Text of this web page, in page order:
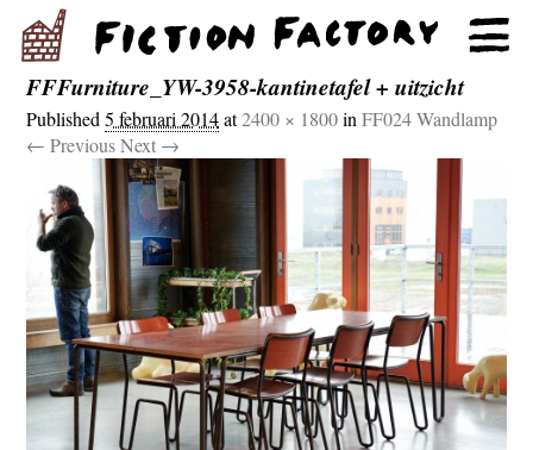
FFFurniture_YW-3958-kantinetafel + uitzicht
Published5 februari 2014at2400 × 1800inFF024 Wandlamp
← Previous Next →